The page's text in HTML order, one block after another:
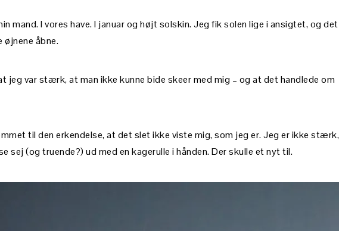
mand. I vores have. I januar og højt solskin. Jeg fik solen lige i ansigtet, og det
åbne.
jeg var stærk, at man ikke kunne bide skeer med mig – og at det handlede om
til den erkendelse, at det slet ikke viste mig, som jeg er. Jeg er ikke stærk,
sej (og truende?) ud med en kagerulle i hånden. Der skulle et nyt til.